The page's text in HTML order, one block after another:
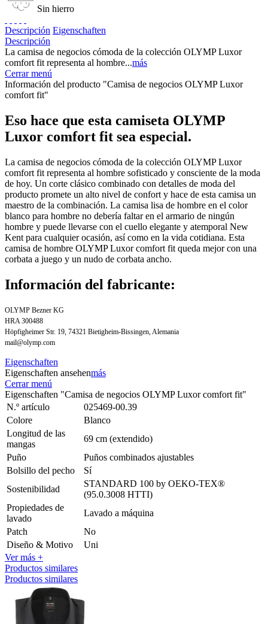
Sin hierro
Descripción Eigenschaften
Descripción
La camisa de negocios cómoda de la colección OLYMP Luxor
comfort fit representa al hombre...más
Cerrar menú
Información del producto "Camisa de negocios OLYMP Luxor
comfort fit"
Eso hace que esta camiseta OLYMP
Luxor comfort fit sea especial.
La camisa de negocios cómoda de la colección OLYMP Luxor
comfort fit representa al hombre sofisticado y consciente de la moda
de hoy. Un corte clásico combinado con detalles de moda del
producto promete un alto nivel de confort y hace de esta camisa un
maestro de la combinación. La camisa lisa de hombre en el color
blanco para hombre no debería faltar en el armario de ningún
hombre y puede llevarse con el cuello elegante y atemporal New
Kent para cualquier ocasión, así como en la vida cotidiana. Esta
camisa de hombre OLYMP Luxor comfort fit queda mejor con una
corbata a juego y un nudo de corbata ancho.
Información del fabricante:
OLYMP Bezner KG
HRA 300488
Höpfigheimer Str. 19, 74321 Bietigheim-Bissingen, Alemania
mail@olymp.com
Eigenschaften
Eigenschaften ansehenmás
Cerrar menú
Eigenschaften "Camisa de negocios OLYMP Luxor comfort fit"
N.º artículo
025469-00.39
Colore
Blanco
Longitud de las
mangas
69 cm (extendido)
Puño
Puños combinados ajustables
Bolsillo del pecho
Sí
Sostenibilidad
STANDARD 100 by OEKO-TEX®
(95.0.3008 HTTI)
Propiedades de
lavado
Lavado a máquina
Patch
No
Diseño & Motivo
Uni
Ver más +
Productos similares
Productos similares